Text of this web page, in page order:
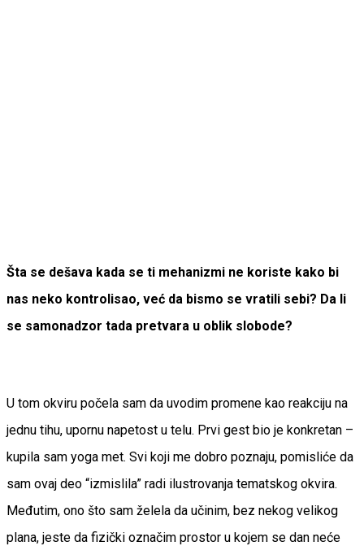
Šta se dešava kada se ti mehanizmi ne koriste kako bi
nas neko kontrolisao, već da bismo se vratili sebi? Da li
se samonadzor tada pretvara u oblik slobode?
U tom okviru počela sam da uvodim promene kao reakciju na
jednu tihu, upornu napetost u telu. Prvi gest bio je konkretan –
kupila sam yoga met. Svi koji me dobro poznaju, pomisliće da
sam ovaj deo “izmislila” radi ilustrovanja tematskog okvira.
Međutim, ono što sam želela da učinim, bez nekog velikog
plana, jeste da fizički označim prostor u kojem se dan neće